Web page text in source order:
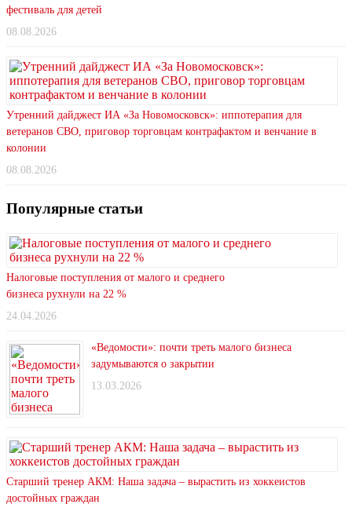
фестиваль для детей
08.08.2026
Утренний дайджест ИА «За Новомосковск»: иппотерапия для
ветеранов СВО, приговор торговцам контрафактом и венчание в
колонии
08.08.2026
Популярные статьи
Налоговые поступления от малого и среднего
бизнеса рухнули на 22 %
24.04.2026
«Ведомости»: почти треть малого бизнеса
задумываются о закрытии
13.03.2026
Старший тренер АКМ: Наша задача – вырастить из хоккеистов
достойных граждан